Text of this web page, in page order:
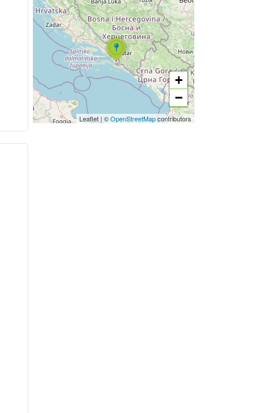
+
−
Leaflet |©OpenStreetMapcontributors